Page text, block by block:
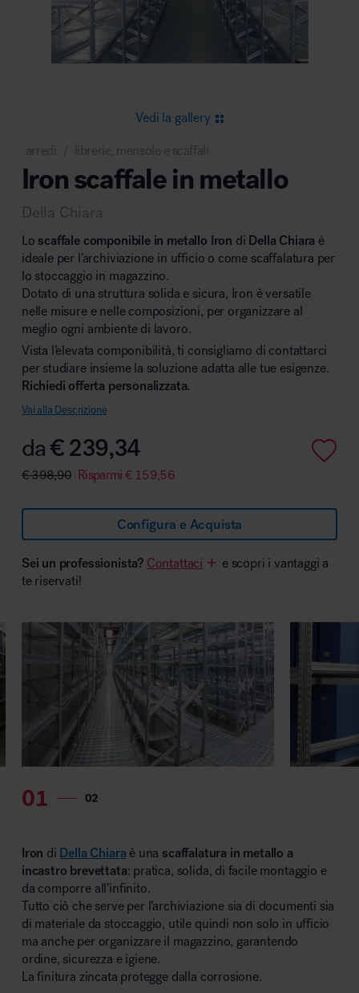
Area riunione e convegni
Area lounge e attesa
Area outdoor
Area hospitality
MillerKnoll
Vedi la gallery
arredi librerie, mensole e scaffali
Iron scaffale in metallo
Della Chiara
Lo scaffale componibile in metallo Iron di Della Chiara è
ideale per l’archiviazione in ufficio o come scaffalatura per
lo stoccaggio in magazzino.
Dotato di una struttura solida e sicura, Iron è versatile
nelle misure e nelle composizioni, per organizzare al
meglio ogni ambiente di lavoro.
Vista l’elevata componibilità, ti consigliamo di contattarci
per studiare insieme la soluzione adatta alle tue esigenze.
Richiedi offerta personalizzata.
Vai alla Descrizione
da€239,34
€398,90 Risparmi €159,56
Configura e Acquista
Sei un professionista? Contattaci
e scopri i vantaggi a
te riservati!
Iron di Della Chiara è una scaffalatura in metallo a
incastro brevettata: pratica, solida, di facile montaggio e
da comporre all’infinito.
Tutto ciò che serve per l’archiviazione sia di documenti sia
di materiale da stoccaggio, utile quindi non solo in ufficio
ma anche per organizzare il magazzino, garantendo
ordine, sicurezza e igiene.
La finitura zincata protegge dalla corrosione.